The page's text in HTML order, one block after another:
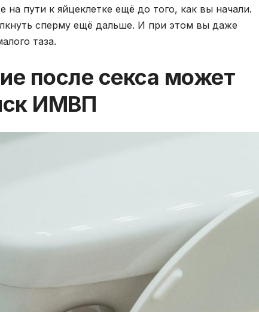
пути к яйцеклетке ещё до того, как вы начали.
сперму ещё дальше. И при этом вы даже
таза.
после секса может
ИМВП